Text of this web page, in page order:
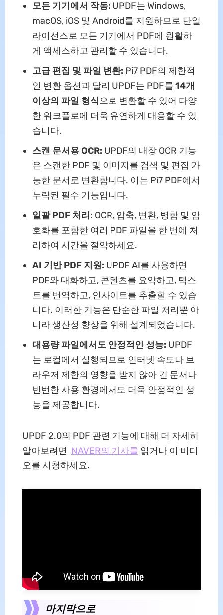
모든 기기에서 작동: UPDF는 Windows,
macOS, iOS 및 Android를 지원하므로 단일
라이선스로 모든 기기에서 PDF에 원활하
게 액세스하고 관리할 수 있습니다.
고급 편집 및 파일 변환: Pi7 PDF의 제한적
인 변환 옵션과 달리 UPDF는 PDF를 14개
이상의 파일 형식으로 변환할 수 있어 다양
한 워크플로에 더욱 유연하게 대응할 수 있
습니다.
스캔 문서용 OCR: UPDF의 내장 OCR 기능
은 스캔한 PDF 및 이미지를 검색 및 편집 가
능한 문서로 변환합니다. 이는 Pi7 PDF에서
누락된 필수 기능입니다.
일괄 PDF 처리: OCR, 압축, 변환, 병합 및 암
호화를 포함한 여러 PDF 파일을 한 번에 처
리하여 시간을 절약하세요.
AI 기반 PDF 지원: UPDF AI를 사용하면
PDF와 대화하고, 콘텐츠를 요약하고, 텍스
트를 번역하고, 인사이트를 추출할 수 있습
니다. 이러한 기능은 단순한 파일 처리뿐 아
니라 생산성 향상을 위해 설계되었습니다.
대용량 파일에서도 안정적인 성능: UPDF
는 로컬에서 실행되므로 인터넷 속도나 브
라우저 제한의 영향을 받지 않아 긴 문서나
빈번한 사용 환경에서도 더욱 안정적인 성
능을 제공합니다.
UPDF 2.0의 PDF 관련 기능에 대해 더 자세히
알아보려면 NAVER의 기사를 읽거나 이 비디
오를 시청하세요.
마지막으로